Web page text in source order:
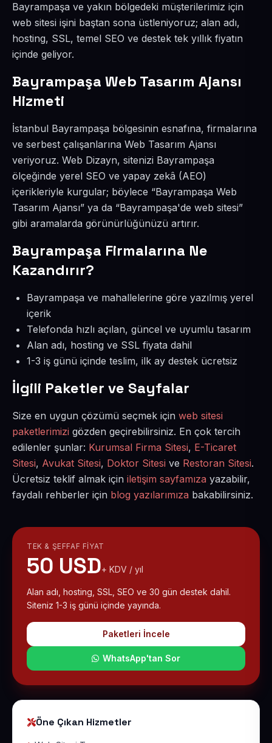
Bayrampaşa ve yakın bölgedeki müşterilerimiz için
web sitesi işini baştan sona üstleniyoruz; alan adı,
hosting, SSL, temel SEO ve destek tek yıllık fiyatın
içinde geliyor.
Bayrampaşa Web Tasarım Ajansı
Hizmeti
İstanbul Bayrampaşa bölgesinin esnafına, firmalarına
ve serbest çalışanlarına Web Tasarım Ajansı
veriyoruz. Web Dizayn, sitenizi Bayrampaşa
ölçeğinde yerel SEO ve yapay zekâ (AEO)
içerikleriyle kurgular; böylece “Bayrampaşa Web
Tasarım Ajansı” ya da “Bayrampaşa'de web sitesi”
gibi aramalarda görünürlüğünüzü artırır.
Bayrampaşa Firmalarına Ne
Kazandırır?
Bayrampaşa ve mahallelerine göre yazılmış yerel
içerik
Telefonda hızlı açılan, güncel ve uyumlu tasarım
Alan adı, hosting ve SSL fiyata dahil
1-3 iş günü içinde teslim, ilk ay destek ücretsiz
İlgili Paketler ve Sayfalar
Size en uygun çözümü seçmek için web sitesi
paketlerimizi gözden geçirebilirsiniz. En çok tercih
edilenler şunlar: Kurumsal Firma Sitesi, E-Ticaret
Sitesi, Avukat Sitesi, Doktor Sitesi ve Restoran Sitesi.
Ücretsiz teklif almak için iletişim sayfamıza yazabilir,
faydalı rehberler için blog yazılarımıza bakabilirsiniz.
TEK & ŞEFFAF FIYAT
50 USD+ KDV / yıl
Alan adı, hosting, SSL, SEO ve 30 gün destek dahil.
Siteniz 1-3 iş günü içinde yayında.
Paketleri İncele
WhatsApp'tan Sor
Öne Çıkan Hizmetler